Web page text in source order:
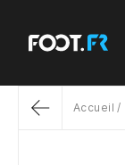
Accueil